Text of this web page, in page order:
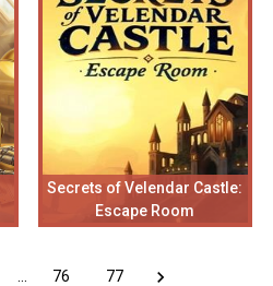
Secrets of Velendar Castle:
Escape Room
76 77